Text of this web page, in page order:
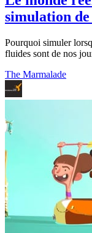
simulation
Pourquoi simuler
fluides sont de nos
The Marmalade